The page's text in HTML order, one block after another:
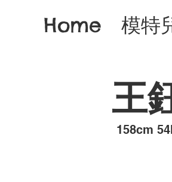
Home 模特
王
​158cm